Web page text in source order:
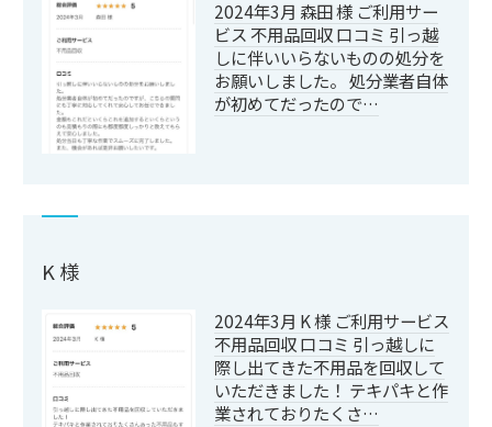
2024年3月 森田 様 ご利用サー
ビス 不用品回収 口コミ 引っ越
しに伴いいらないものの処分を
お願いしました。 処分業者自体
が初めてだったので…
K 様
2024年3月 K 様 ご利用サービス
不用品回収 口コミ 引っ越しに
際し出てきた不用品を回収して
いただきました！ テキパキと作
業されておりたくさ…